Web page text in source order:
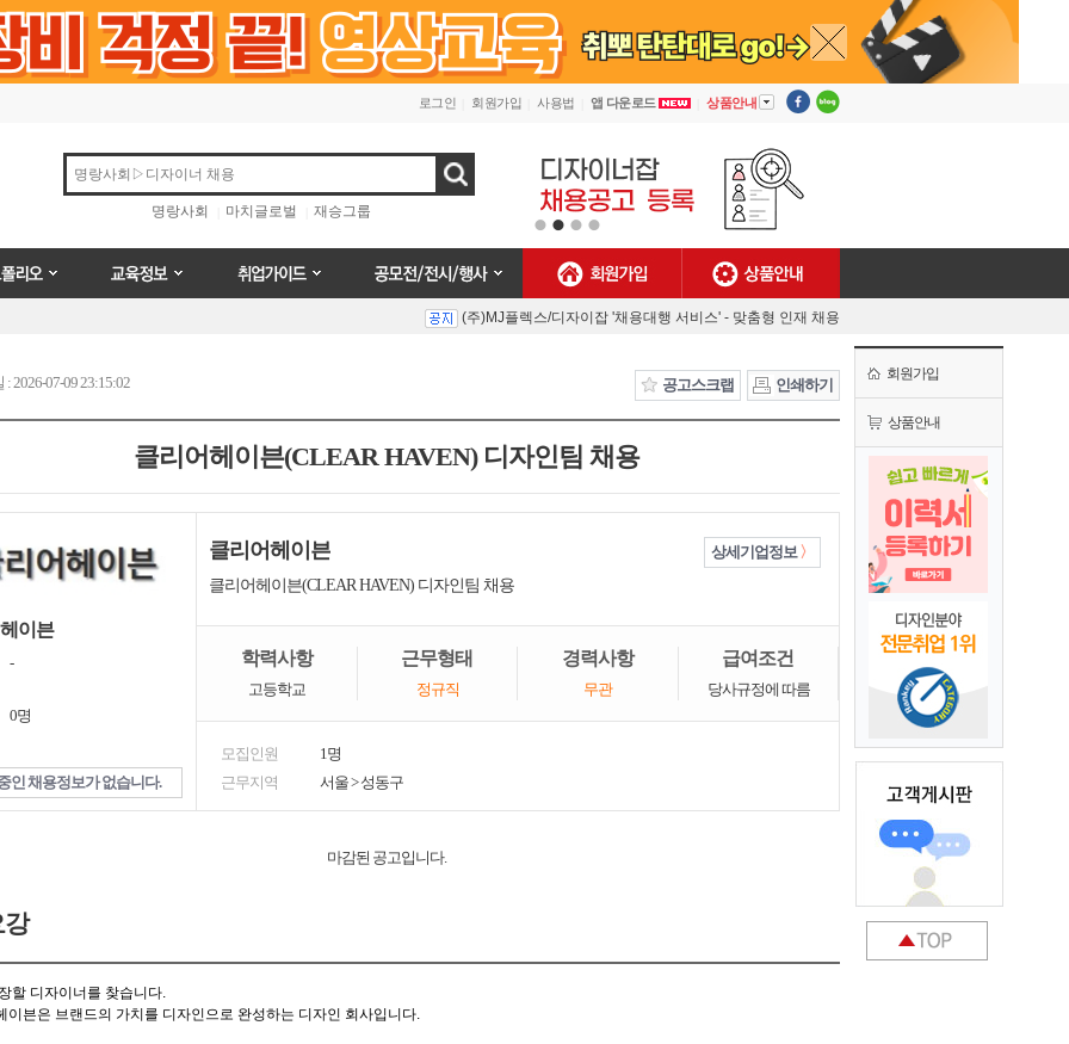
로그인 회원가입 사용법 앱 다운로드 상품안내 ▼
검색
명랑사회 마치글로벌 재승그룹
[안내] 디자이너잡 사용법
(주)MJ플렉스/디자이잡 '채용대행 서비스' - 맞춤형 인재 채용
[채용담당자 필독] 첫 결제기업 대상 특별 혜택!
[안내] 디자이너잡 사용법
(주)MJ플렉스/디자이잡 '채용대행 서비스' - 맞춤형 인재 채용
2026-07-09 23:15:02 공고스크랩 인쇄하기
클리어헤이븐(CLEAR HAVEN) 디자인팀 채용
이븐
-
0명
인 채용정보가 없습니다.
상세기업정보
클리어헤이븐
클리어헤이븐(CLEAR HAVEN) 디자인팀 채용
학력사항 근무형태 경력사항 급여조건
고등학교 정규직 무관 당사규정에 따름
모집인원
1명
근무지역
서울>성동구
마감된 공고입니다.
회원가입
상품안내